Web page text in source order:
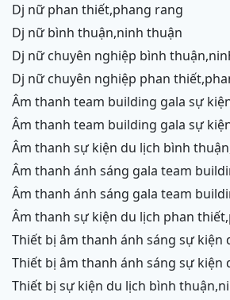
dj nữ phan thiết,phang rang
dj nữ bình thuận,ninh thuận
dj nữ chuyên nghiệp bình
dj nữ chuyên nghiệp phan
âm thanh team building gala sự kiện du lịch bình
thuận,ninh thuận
âm thanh team building gala sự kiện du lịch phan
thiết,phang rang,ninh chữ, vĩnh hy
âm thanh sự kiện du lịch bình
âm thanh ánh sáng gala team building sự kiện du lịch
bình thuận,ninh thuận
âm thanh ánh sáng gala team building sự kiện du lịch
phan thiết,phang rang,ninh
âm thanh sự kiện du lịch phan thiết,phang rang,ninh
chữ,vĩnh hy,ninh thuận,cam ranh
thiết bị âm thanh ánh sáng sự kiện du lịch bình
thuận,ninh thuận
thiết bị âm thanh ánh sáng sự kiện du lịch phan
thiết,phang rang,ninh chữ,vĩnh
thiết bị sự kiện du lịch bình